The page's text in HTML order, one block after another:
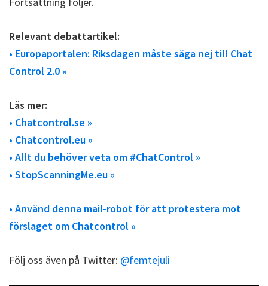
Relevant debattartikel:
• Europaportalen: Riksdagen måste säga nej till Chat
Control 2.0 »
Läs mer:
• Chatcontrol.se »
• Chatcontrol.eu »
• Allt du behöver veta om #ChatControl »
• StopScanningMe.eu »
• Använd denna mail-robot för att protestera mot
förslaget om Chatcontrol »
Följ oss även på Twitter: @femtejuli